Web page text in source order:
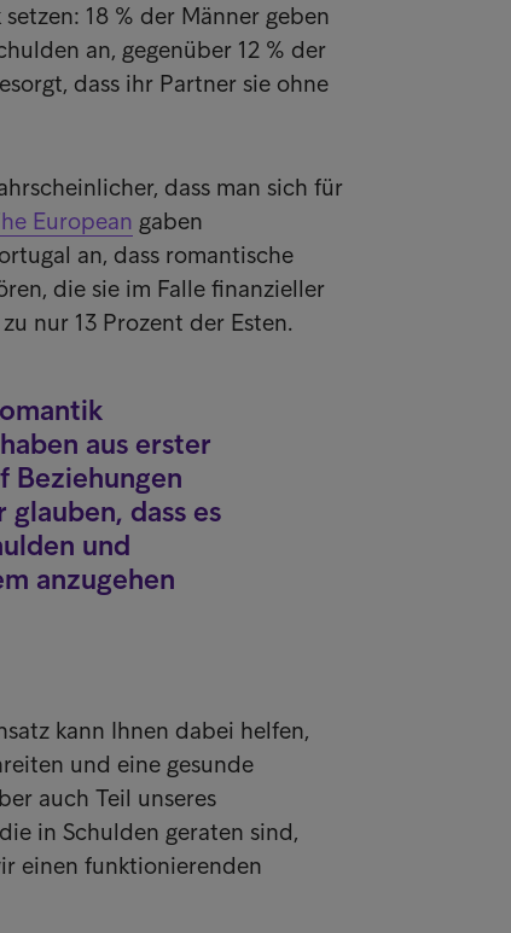
18 % der Männer geben
an, gegenüber 12 % der
dass ihr Partner sie ohne
dass man sich für
European gaben
an, dass romantische
die sie im Falle finanzieller
nur 13 Prozent der Esten.
aus erster
Beziehungen
dass es
und
anzugehen
kann Ihnen dabei helfen,
und eine gesunde
auch Teil unseres
in Schulden geraten sind,
einen funktionierenden